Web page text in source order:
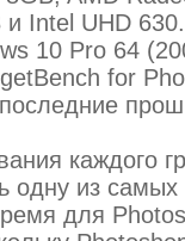
и Intel UHD 630.
10 Pro 64
for
каждого
одну из
для